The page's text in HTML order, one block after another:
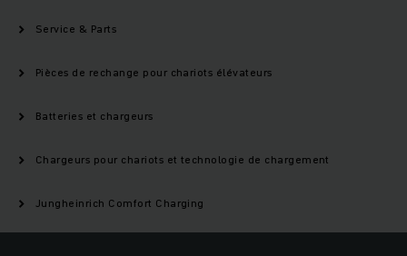
Service & Parts
Pièces de rechange pour chariots élévateurs
Batteries et chargeurs
Chargeurs pour chariots et technologie de chargement
Jungheinrich Comfort Charging